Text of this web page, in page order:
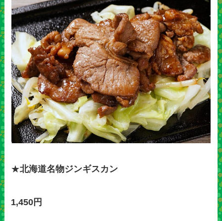
★北海道名物ジンギスカン
1,450円